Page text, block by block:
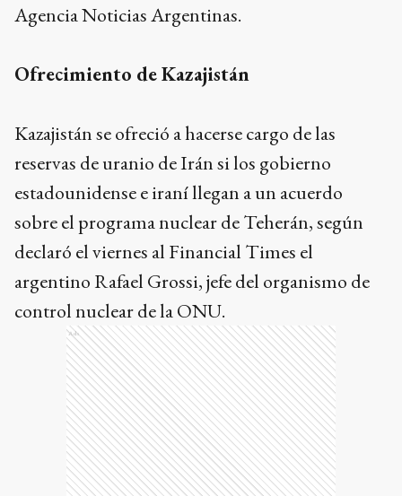
Agencia Noticias Argentinas.
Ofrecimiento deKazajistán
Kazajistán se ofreció a hacerse cargo de las
reservas de uranio de Irán si los gobierno
estadounidense e iraní llegan a un acuerdo
sobre el programa nuclear de Teherán, según
declaró el viernes al Financial Times el
argentino Rafael Grossi, jefe del organismo de
control nuclear de la ONU.
Ads